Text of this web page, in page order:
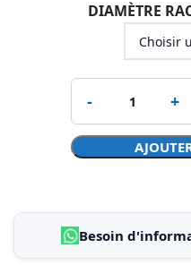
DIAMÈTRE
Besoin